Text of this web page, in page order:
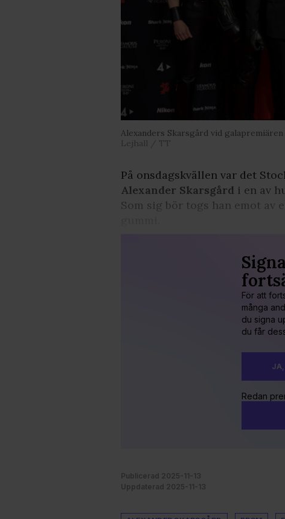
Alexanders Skarsgård vid
Lejhall / TT
På onsdagskvällen var det
Alexander Skarsgård i en av
Som sig bör togs han emot
För att
många
du signa
du får
Redan
Publicerad 2025-11-13
Uppdaterad 2025-11-13